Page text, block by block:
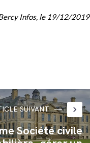
Infos, le 19/12/2019
SUIVANT keyboard_arrow_right
Société civile